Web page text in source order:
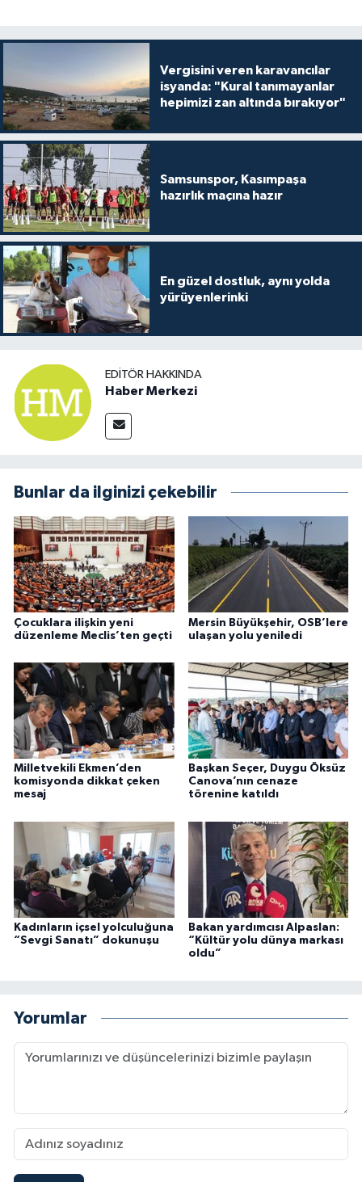
Vergisini veren karavancılar
isyanda: "Kural tanımayanlar
hepimizi zan altında bırakıyor"
Samsunspor, Kasımpaşa
hazırlık maçına hazır
En güzel dostluk, aynı yolda
yürüyenlerinki
EDITÖR HAKKINDA
Haber Merkezi
Bunlar da ilginizi çekebilir
Çocuklara ilişkin yeni
düzenleme Meclis’ten geçti
Mersin Büyükşehir, OSB’lere
ulaşan yolu yeniledi
Milletvekili Ekmen’den
komisyonda dikkat çeken
mesaj
Başkan Seçer, Duygu Öksüz
Canova’nın cenaze
törenine katıldı
Kadınların içsel yolculuğuna
“Sevgi Sanatı” dokunuşu
Bakan yardımcısı Alpaslan:
“Kültür yolu dünya markası
oldu”
Yorumlar